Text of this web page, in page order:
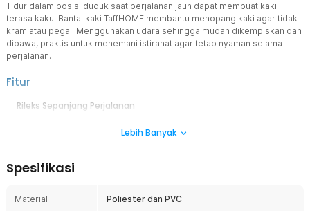
Tidur dalam posisi duduk saat perjalanan jauh dapat membuat kaki
terasa kaku. Bantal kaki TaffHOME membantu menopang kaki agar tidak
kram atau pegal. Menggunakan udara sehingga mudah dikempiskan dan
dibawa, praktis untuk menemani istirahat agar tetap nyaman selama
perjalanan.
Fitur
Rileks Sepanjang Perjalanan
perjalanan. Memberikan dukungan nyaman sebagai sandaran kaki
Bantal Angin Praktis dan Hemat Ruang
dilipat kembali agar hemat ruang saat dibawa bepergian.
Lebih Banyak
Spesifikasi
Material Poliester dan PVC